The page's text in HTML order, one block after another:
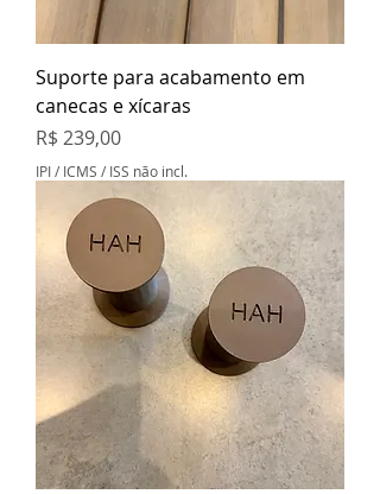
Suporte para acabamento em
canecas e xícaras
Preço
R$ 239,00
IPI / ICMS / ISS não incl.